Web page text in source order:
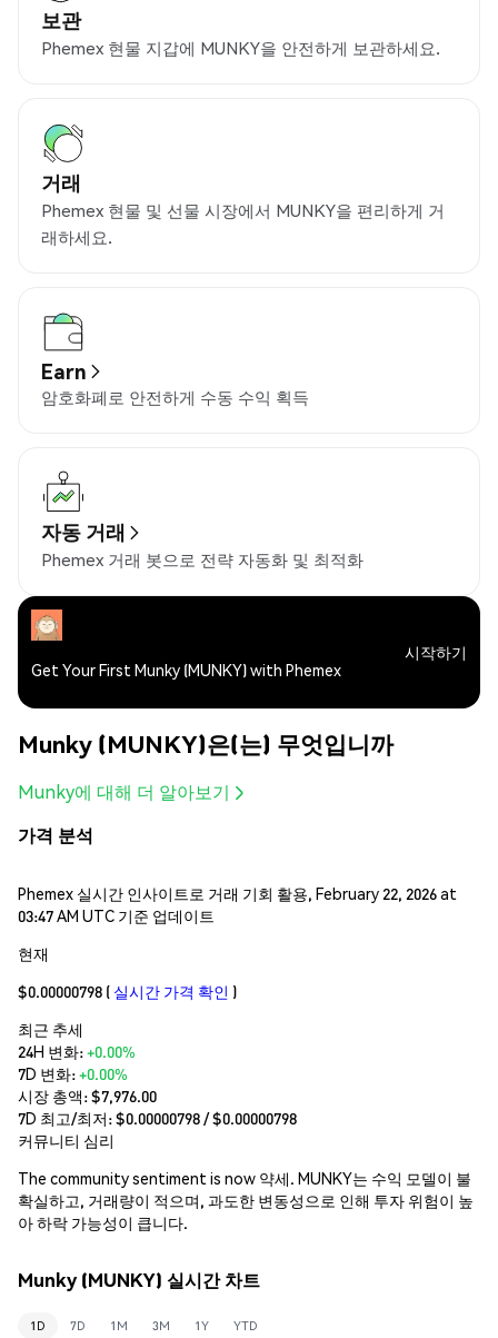
보관
Phemex 현물 지갑에 MUNKY을 안전하게 보관하세요.
거래
Phemex 현물 및 선물 시장에서 MUNKY을 편리하게 거
래하세요.
Earn
암호화폐로 안전하게 수동 수익 획득
자동 거래
Phemex 거래 봇으로 전략 자동화 및 최적화
Get Your First Munky (MUNKY) with Phemex
시작하기
Munky (MUNKY)은(는) 무엇입니까
Munky에 대해 더 알아보기
가격 분석
Phemex 실시간 인사이트로 거래 기회 활용, February 22, 2026 at
03:47 AM UTC 기준 업데이트
현재
$0.00000798 ( 실시간 가격 확인 )
최근 추세
24H 변화:+0.00%
7D 변화:+0.00%
시장 총액:$7,976.00
7D 최고/최저: $0.00000798/ $0.00000798
커뮤니티 심리
The community sentiment is now 약세. MUNKY는 수익 모델이 불
확실하고, 거래량이 적으며, 과도한 변동성으로 인해 투자 위험이 높
아 하락 가능성이 큽니다.
Munky (MUNKY) 실시간 차트
1D 7D 1M 3M 1Y YTD